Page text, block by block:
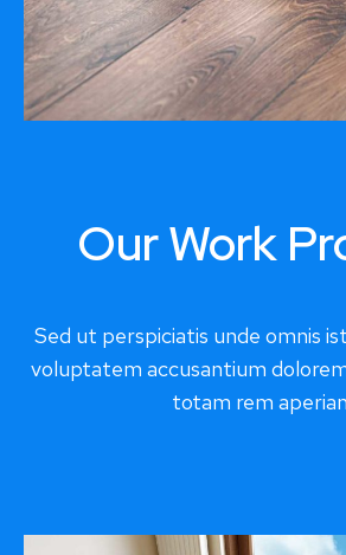
Our Work
Sed ut perspiciatis unde omnis
voluptatem accusantium
totam rem